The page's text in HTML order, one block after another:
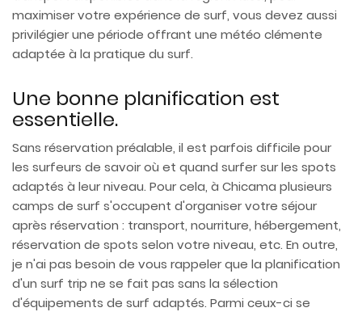
maximiser votre expérience de surf, vous devez aussi
privilégier une période offrant une météo clémente
adaptée à la pratique du surf.
Une bonne planification est
essentielle.
Sans réservation préalable, il est parfois difficile pour
les surfeurs de savoir où et quand surfer sur les spots
adaptés à leur niveau. Pour cela, à Chicama plusieurs
camps de surf s'occupent d'organiser votre séjour
après réservation : transport, nourriture, hébergement,
réservation de spots selon votre niveau, etc. En outre,
je n'ai pas besoin de vous rappeler que la planification
d'un surf trip ne se fait pas sans la sélection
d'équipements de surf adaptés. Parmi ceux-ci se